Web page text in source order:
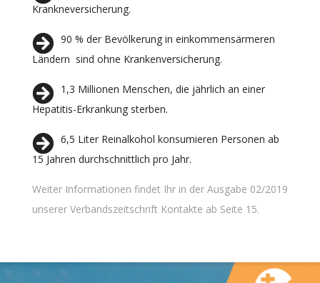
Krankneversicherung.
90 % der Bevölkerung in einkommensärmeren
Ländern sind ohne Krankenversicherung.
1,3 Millionen Menschen, die jährlich an einer
Hepatitis-Erkrankung sterben.
6,5 Liter Reinalkohol konsumieren Personen ab
15 Jahren durchschnittlich pro Jahr.
Weiter Informationen findet Ihr in der Ausgabe 02/2019
unserer Verbandszeitschrift Kontakte ab Seite 15.